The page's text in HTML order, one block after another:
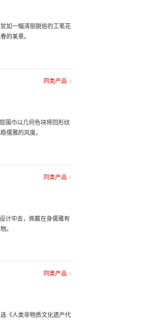
如一幅清丽脱俗的工笔花
的美景。
同类产品
围巾以几何色块将回形纹
儒雅的风度。
同类产品
计中去，佩戴在身儒雅有
。
同类产品
《人类非物质文化遗产代